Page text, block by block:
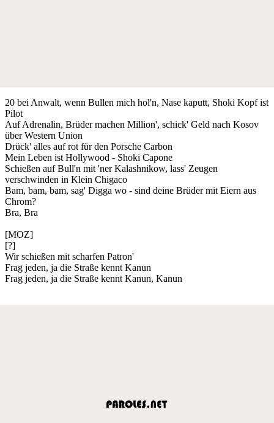
20 bei Anwalt, wenn Bullen mich hol'n, Nase kaputt, Shoki Kopf ist
Pilot
Auf Adrenalin, Brüder machen Million', schick' Geld nach Kosov
über Western Union
Drück' alles auf rot für den Porsche Carbon
Mein Leben ist Hollywood - Shoki Capone
Schießen auf Bull'n mit 'ner Kalashnikow, lass' Zeugen
verschwinden in Klein Chigaco
Bam, bam, bam, sag' Digga wo - sind deine Brüder mit Eiern aus
Chrom?
Bra, Bra
[MOZ]
[?]
Wir schießen mit scharfen Patron'
Frag jeden, ja die Straße kennt Kanun
Frag jeden, ja die Straße kennt Kanun, Kanun